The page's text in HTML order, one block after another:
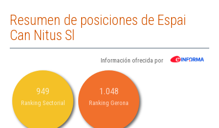
Resumen de posiciones de Espai
Can Nitus Sl
Información ofrecida por
949
Ranking Sectorial
1.048
Ranking Gerona